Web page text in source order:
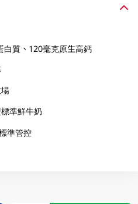
白質、120毫克原生高鈣
準鮮牛奶
準管控